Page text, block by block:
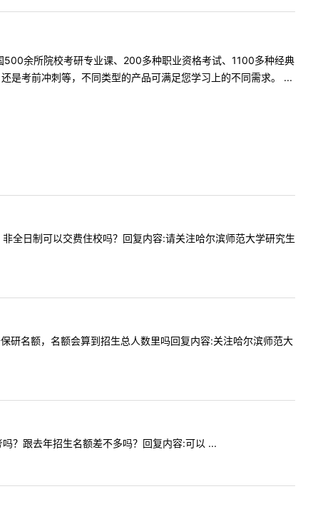
余所院校考研专业课、200多种职业资格考试、1100多种经典
是考前冲刺等，不同类型的产品可满足您学习上的不同需求。 ...
日制可以交费住校吗？回复内容:请关注哈尔滨师范大学研究生
名额，名额会算到招生总人数里吗回复内容:关注哈尔滨师范大
？跟去年招生名额差不多吗？回复内容:可以 ...